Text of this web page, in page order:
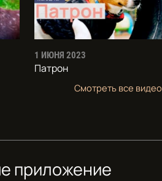
1 ИЮНЯ 2023
Патрон
Смотреть все видео
приложение